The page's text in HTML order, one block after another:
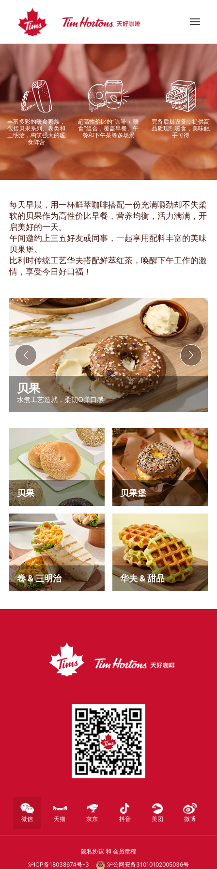
丰富多彩的暖食家族，
包括贝果系列、卷类和
三明治，构筑强大的暖
食阵营
超高性价比的“咖啡 + 暖
食”组合，覆盖早餐、午
餐和下午茶等多场景
完备后厨设备，提供高
品质现制暖食，美味触
手可得
每天早晨，用一杯鲜萃咖啡搭配一份充满嚼劲却不失柔
软的贝果作为高性价比早餐，营养均衡，活力满满，开
启美好的一天。
午间邀约上三五好友或同事，一起享用配料丰富的美味
贝果堡。
比利时传统工艺华夫搭配鲜萃红茶，唤醒下午工作的激
情，享受今日好口福！
贝果
水煮工艺造就，柔韧Q弹口感
贝果 贝果堡
卷 & 三明治 华夫 & 甜品
微信 天猫 京东 抖音 美团 微博
隐私协议 和 会员章程
沪ICP备18038674号-3
沪公网安备31010102005036号